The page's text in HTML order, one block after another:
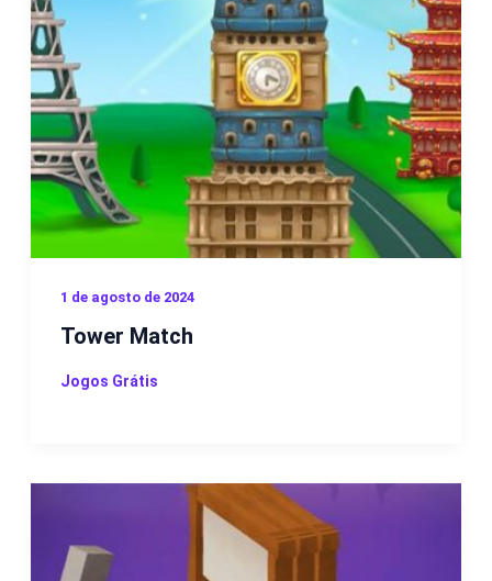
1 de agosto de 2024
Tower Match
Jogos Grátis